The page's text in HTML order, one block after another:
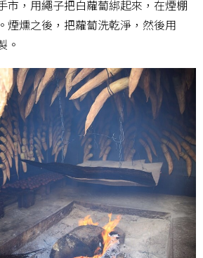
市，用繩子把白蘿蔔綁起來，在煙棚
煙燻之後，把蘿蔔洗乾淨，然後用
。